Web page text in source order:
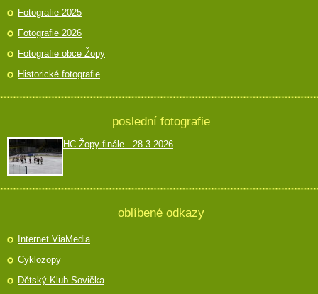
Fotografie 2025
Fotografie 2026
Fotografie obce Žopy
Historické fotografie
poslední fotografie
HC Žopy finále - 28.3.2026
oblíbené odkazy
Internet ViaMedia
Cyklozopy
Dětský Klub Sovička